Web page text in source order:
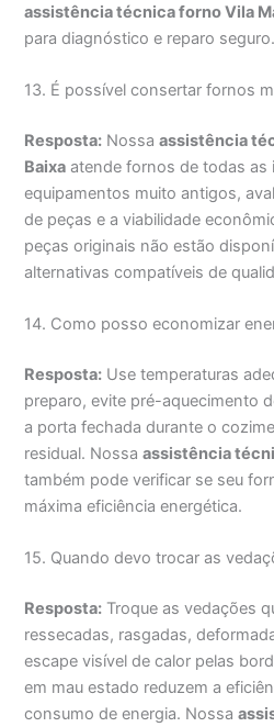
assistência técnica forno Vila
para diagnóstico e reparo seguro.
13. É possível consertar fornos
Resposta: Nossaassistência
Baixa atende fornos de todas as
equipamentos muito antigos,
de peças e a viabilidade
peças originais não estão
alternativas compatíveis de
14. Como posso economizar
Resposta: Use temperaturas
preparo, evite pré-aquecimento
a porta fechada durante o
residual. Nossaassistência
também pode verificar se seu
máxima eficiência energética.
15. Quando devo trocar as
Resposta: Troque as vedações
ressecadas, rasgadas,
escape visível de calor pelas
em mau estado reduzem a
consumo de energia. Nossa